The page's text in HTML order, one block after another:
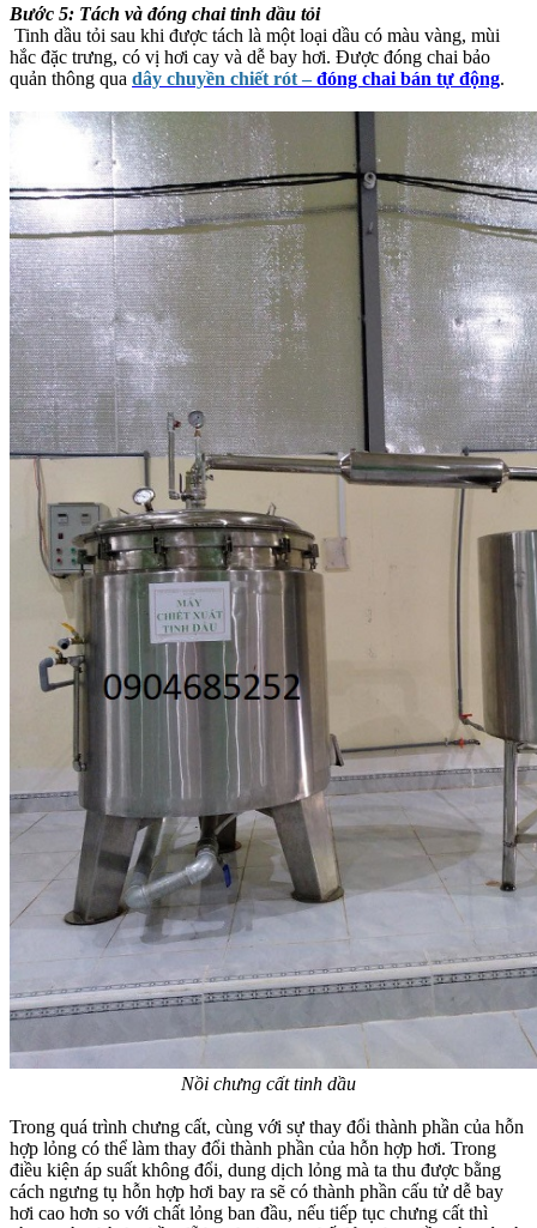
Bước 5: Tách và đóng chai tinh dầu tỏi
Tinh dầu tỏi sau khi được tách là một loại dầu có màu vàng, mùi
hắc đặc trưng, có vị hơi cay và dễ bay hơi. Được đóng chai bảo
quản thông qua dây chuyền chiết rót –đóng chai bán tự động.
Nồi chưng cất tinh dầu
Trong quá trình chưng cất, cùng với sự thay đổi thành phần của hỗn
hợp lỏng có thể làm thay đổi thành phần của hỗn hợp hơi. Trong
điều kiện áp suất không đổi, dung dịch lỏng mà ta thu được bằng
cách ngưng tụ hỗn hợp hơi bay ra sẽ có thành phần cấu tử dễ bay
hơi cao hơn so với chất lỏng ban đầu, nếu tiếp tục chưng cất thì